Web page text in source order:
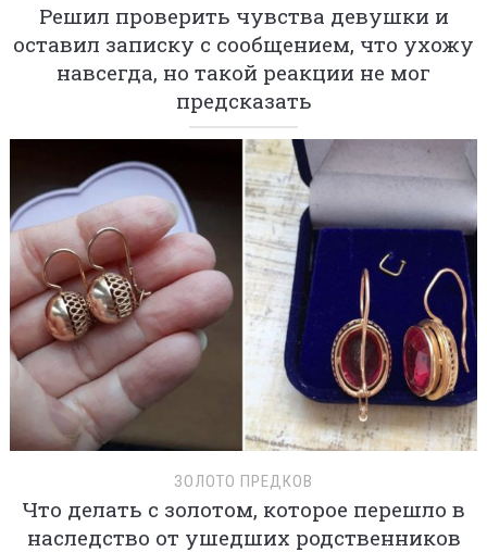
Решил проверить чувства девушки и
оставил записку с сообщением, что ухожу
навсегда, но такой реакции не мог
предсказать
ЗОЛОТО ПРЕДКОВ
Что делать с золотом, которое перешло в
наследство от ушедших родственников